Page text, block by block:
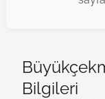
Bilgileri